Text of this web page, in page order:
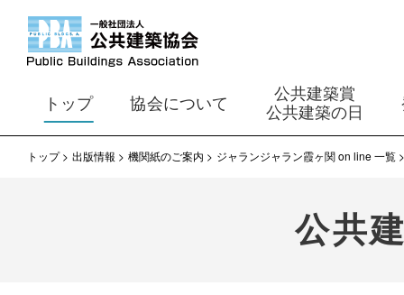
トップ 協会について
公共建築賞
公共建築の日
トップ 出版情報 機関紙のご案内 ジャランジャラン霞ヶ関 on line 一覧
公共